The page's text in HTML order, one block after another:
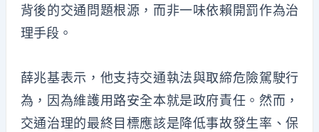
背後的交通問題根源，而非一味依賴開罰作為治
理手段。
薛兆基表示，他支持交通執法與取締危險駕駛行
為，因為維護用路安全本就是政府責任。然而，
交通治理的最終目標應該是降低事故發生率、保